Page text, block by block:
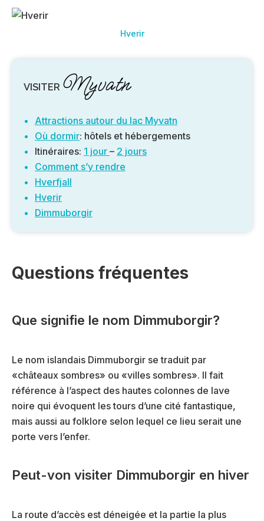
Hverir
VISITER Myvatn
Attractions autour du lac Myvatn
Où dormir: hôtels et hébergements
Itinéraires: 1 jour – 2 jours
Comment s’y rendre
Hverfjall
Hverir
Dimmuborgir
Questions fréquentes
Que signifie le nom Dimmuborgir?
Le nom islandais Dimmuborgir se traduit par
«châteaux sombres» ou «villes sombres». Il fait
référence à l’aspect des hautes colonnes de lave
noire qui évoquent les tours d’une cité fantastique,
mais aussi au folklore selon lequel ce lieu serait une
porte vers l’enfer.
Peut-von visiter Dimmuborgir en hiver
La route d’accès est déneigée et la partie la plus